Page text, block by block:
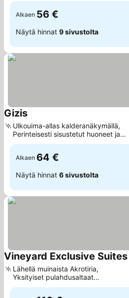
Alkaen 56 €
Näytä hinnat 9 sivustolta
GizisKatso hinnat
Ulkouima-allas kalderanäkymällä,
Perinteisesti sisustetut huoneet ja
sviitit
Alkaen 64 €
Näytä hinnat 6 sivustolta
Vineyard Exclusive Suites
Lähellä muinaista Akrotiria,
Yksityiset pulahdusaltaat
merinäköalalla